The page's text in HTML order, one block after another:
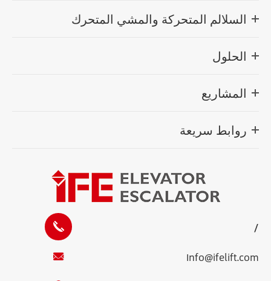
السلالم المتحركة والمشي المتحرك
الحلول
المشاريع
روابط سريعة
/
Info@ifelift.com